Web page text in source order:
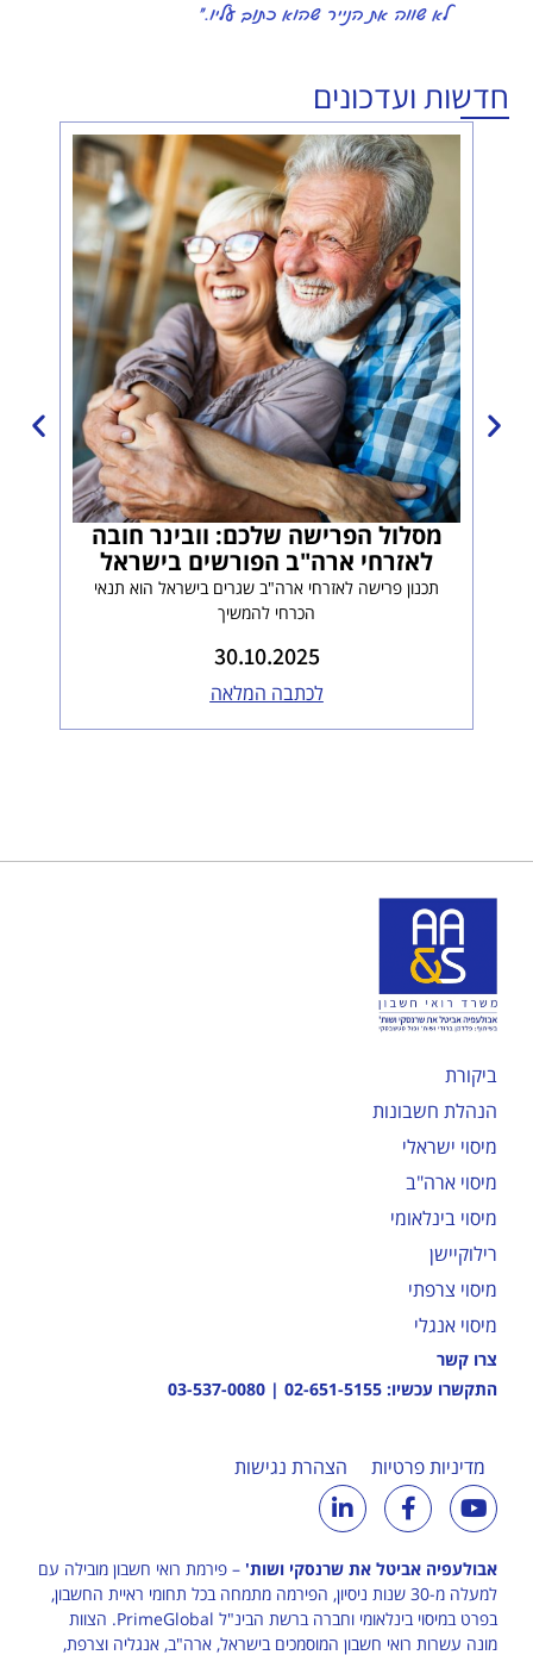
לא שווה את הנייר שהוא כתוב עליו."
חדשות ועדכונים
מסלול הפרישה שלכם: וובינר חובה
לאזרחי ארה"ב הפורשים בישראל
תכנון פרישה לאזרחי ארה"ב שגרים בישראל הוא תנאי
הכרחי להמשיך
30.10.2025
לכתבה המלאה
ביקורת
הנהלת חשבונות
מיסוי ישראלי
מיסוי ארה"ב
מיסוי בינלאומי
רילוקיישן
מיסוי צרפתי
מיסוי אנגלי
צרו קשר
התקשרו עכשיו: 02-651-5155
|
03-537-0080
מדיניות פרטיות הצהרת נגישות
אבולעפיה אביטל את שרנסקי ושות' – פירמת רואי חשבון מובילה עם
למעלה מ-30 שנות ניסיון, הפירמה מתמחה בכל תחומי ראיית החשבון,
בפרט במיסוי בינלאומי וחברה ברשת הבינ"ל PrimeGlobal. הצוות
מונה עשרות רואי חשבון המוסמכים בישראל, ארה"ב, אנגליה וצרפת,